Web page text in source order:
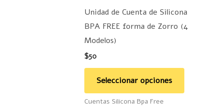
Unidad de Cuenta de Silicona
BPA FREE forma de Zorro (4
Modelos)
$50
Seleccionar opciones
elegir
en
Cuentas Silicona Bpa Free